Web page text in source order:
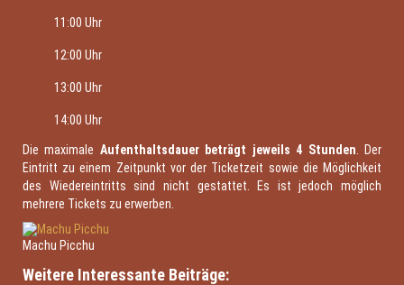
11:00 Uhr
12:00 Uhr
13:00 Uhr
14:00 Uhr
Die maximale Aufenthaltsdauer beträgt jeweils 4 Stunden . Der
Eintritt zu einem Zeitpunkt vor der Ticketzeit sowie die Möglichkeit
des Wiedereintritts sind nicht gestattet. Es ist jedoch möglich
mehrere Tickets zu erwerben.
Machu Picchu
Weitere Interessante Beiträge: